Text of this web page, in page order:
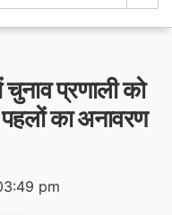
प्रणाली को
का अनावरण
pm